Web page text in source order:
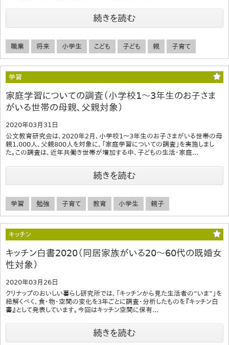
続きを読む
職業 将来 小学生 こども 子ども 親 子育て
学習
家庭学習についての調査（小学校1～3年生のお子さま
がいる世帯の母親、父親対象）
2020年03月31日
公文教育研究会は、2020年2月、小学校1～3年生のお子さまがいる世帯の母
親1,000人、父親800人を対象に、「家庭学習についての調査」を実施しまし
た。この調査は、近年共働き世帯が増加する中、子どもの生活・家庭...
続きを読む
学習 勉強 子育て 教育 小学生 親子
キッチン
キッチン白書2020（同居家族がいる20～60代の既婚女
性対象）
2020年03月26日
クリナップのおいしい暮らし研究所では、「キッチンから見た生活者の“いま”」を
紐解くべく、食・物・空間の変化を3年ごとに調査・分析したものを『キッチン白
書』として発表しています。今回はキッチン空間に保有...
続きを読む